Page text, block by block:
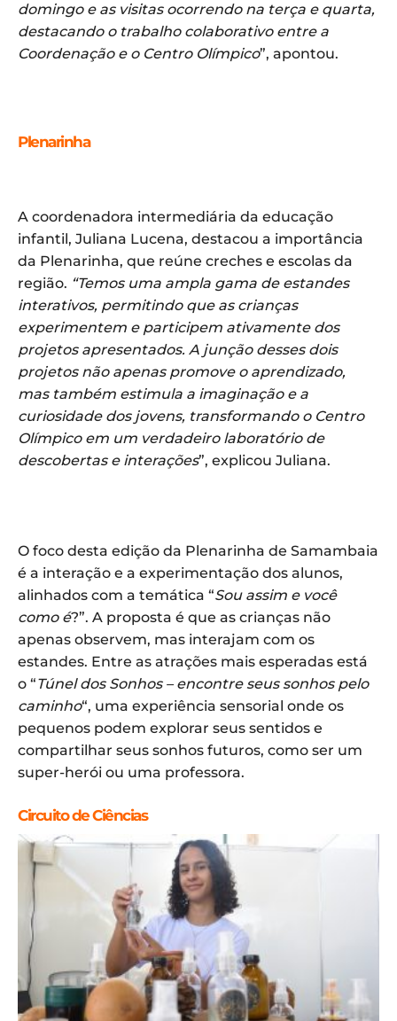
domingo e as visitas ocorrendo na terça e quarta,
destacando o trabalho colaborativo entre a
Coordenação e o Centro Olímpico”, apontou.
Plenarinha
A coordenadora intermediária da educação
infantil, Juliana Lucena, destacou a importância
da Plenarinha, que reúne creches e escolas da
região. “Temos uma ampla gama de estandes
interativos, permitindo que as crianças
experimentem e participem ativamente dos
projetos apresentados. A junção desses dois
projetos não apenas promove o aprendizado,
mas também estimula a imaginação e a
curiosidade dos jovens, transformando o Centro
Olímpico em um verdadeiro laboratório de
descobertas e interações”, explicou Juliana.
O foco desta edição da Plenarinha de Samambaia
é a interação e a experimentação dos alunos,
alinhados com a temática “Sou assim e você
como é?”. A proposta é que as crianças não
apenas observem, mas interajam com os
estandes. Entre as atrações mais esperadas está
o “Túnel dos Sonhos – encontre seus sonhos pelo
caminho“, uma experiência sensorial onde os
pequenos podem explorar seus sentidos e
compartilhar seus sonhos futuros, como ser um
super-herói ou uma professora.
Circuito de Ciências